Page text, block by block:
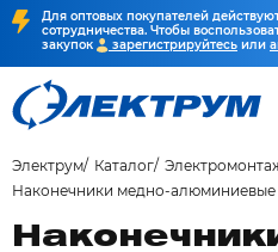
Для оптовых покупателей
сотрудничества. Чтобы
закупок
зарегистрируйтесь или
Электрум Каталог
Наконечники медно-алюминиевые